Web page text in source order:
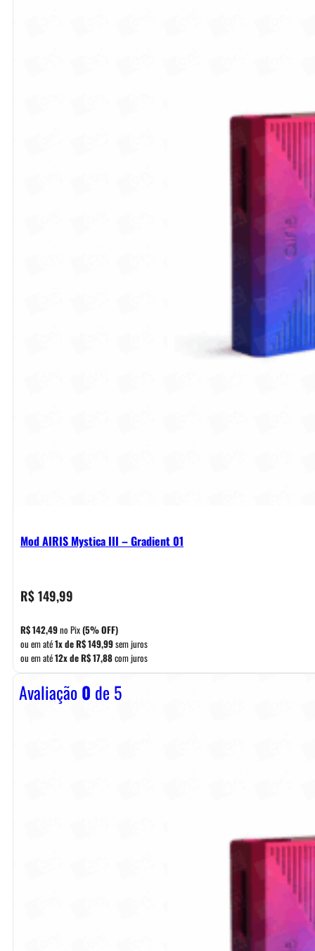
Mod AIRIS Mystica III – Gradient 01
R$149,99
R$142,49no Pix(5% OFF)
ou em até1x deR$149,99sem juros
ou em até12x deR$17,88com juros
Avaliação0 de 5